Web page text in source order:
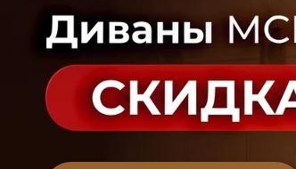
Офисная мебель Садовая